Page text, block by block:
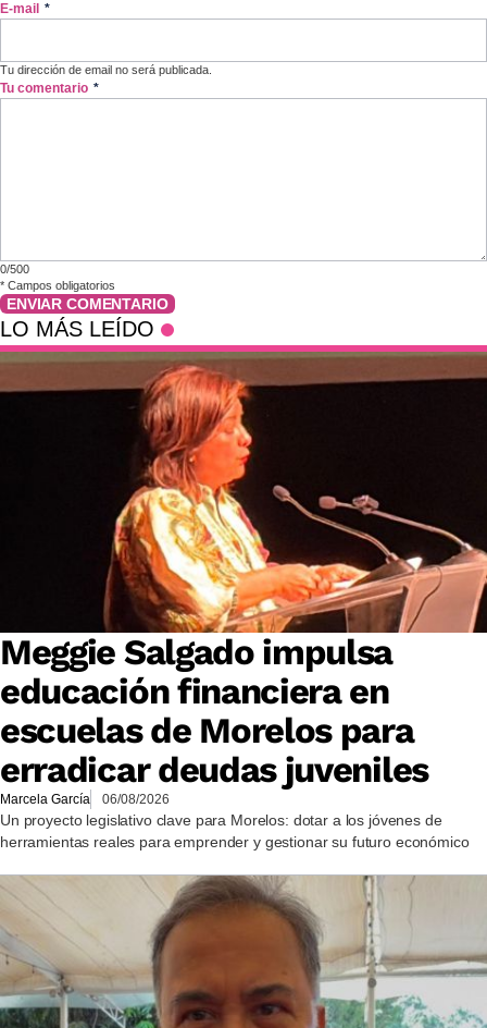
E-mail *
Tu dirección de email no será publicada.
Tu comentario *
0/500
* Campos obligatorios
ENVIAR COMENTARIO
LO MÁS LEÍDO
Meggie Salgado impulsa
educación financiera en
escuelas de Morelos para
erradicar deudas juveniles
Marcela García 06/08/2026
Un proyecto legislativo clave para Morelos: dotar a los jóvenes de
herramientas reales para emprender y gestionar su futuro económico